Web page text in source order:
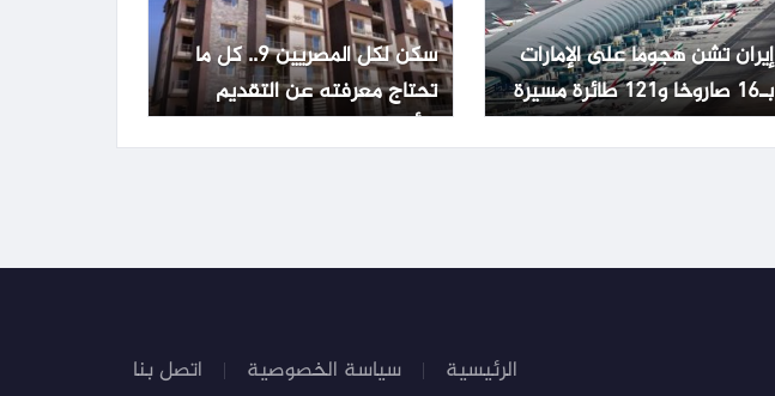
إيران تشن هجوما على الإمارات
بـ16 صاروخا و121 طائرة مسيرة
سكن لكل المصريين 9.. كل ما
تحتاج معرفته عن التقديم
والأوراق المطلوبة
الرئيسية سياسة الخصوصية اتصل بنا